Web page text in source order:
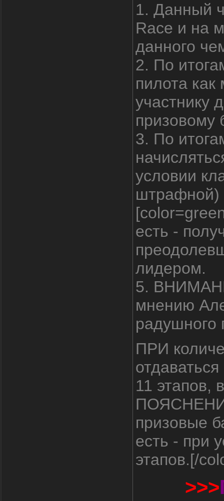
1. Данный
Race и на
данного
2. По
пилота
участнику
призовому
3. По
условии
штрафной)
есть -
лидером.
5.
мнению
радушного
ПРИ
11 этапов,
призовые
есть - при
этапов.[/
>>>